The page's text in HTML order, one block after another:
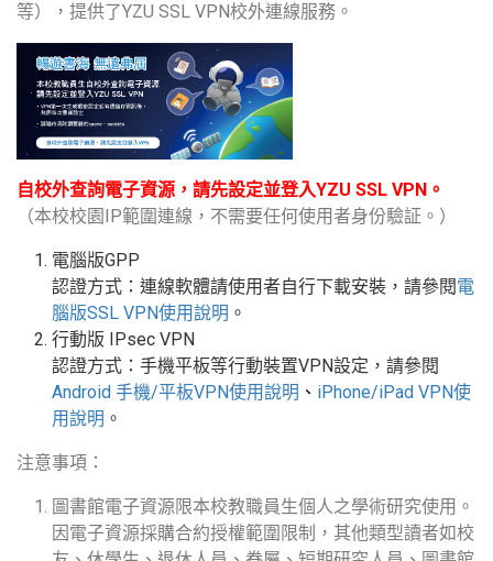
等），提供了YZU SSL VPN校外連線服務。
自校外查詢電子資源，請先設定並登入YZU SSL VPN。
（本校校園IP範圍連線，不需要任何使用者身份驗証。）
電腦版GPP
認證方式：連線軟體請使用者自行下載安裝，請參閱電
腦版SSL VPN使用說明 。
行動版
IPsec VPN
認證方式：手機平板等行動裝置VPN設定 ，請參閱
Android 手機/平板VPN使用說明 、 iPhone/iPad VPN使
用說明 。
注意事項：
圖書館電子資源限本校教職員生個人之學術研究使用。
因電子資源採購合約授權範圍限制，其他類型讀者如校